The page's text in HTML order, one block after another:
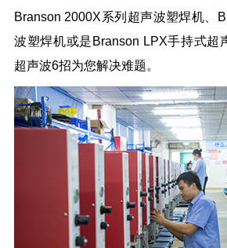
Branson 2000X系列超声波塑焊机、
波塑焊机或是Branson LPX手持式超
超声波6招为您解决难题。